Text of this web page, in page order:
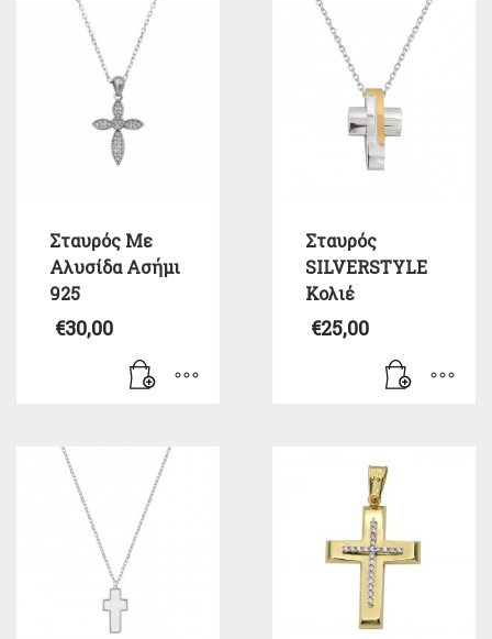
Σταυρός Με
Αλυσίδα Ασήμι
925
€30,00
Σταυρός
SILVERSTYLE
Κολιέ
€25,00